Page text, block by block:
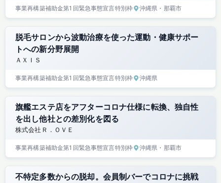
事業再構築補助金第1回緊急事態宣言特別枠 沖縄県 ・那覇市
脱毛サロンから波動治療を使った運動・健康サポー
トへの新分野展開
ＡＸＩＳ
事業再構築補助金第1回緊急事態宣言特別枠 沖縄県
旗艦エステ店をアフターコロナ仕様に転換、独自性
を出し他社との差別化を図る
株式会社Ｒ．ＯＶＥ
事業再構築補助金第1回緊急事態宣言特別枠 沖縄県 ・那覇市
不特定多数からの脱却。会員制バーでコロナに挑戦